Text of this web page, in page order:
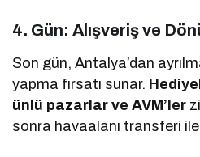
4. Gün: Alışveriş ve
Son gün, Antalya’dan
yapma fırsatı sunar.
ünlü pazarlar ve AVM’ler
sonra havaalanı transferi